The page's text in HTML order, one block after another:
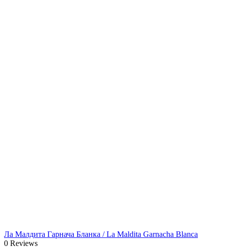
Ла Малдита Гарнача Бланка / La Maldita Garnacha Blanca
0 Reviews